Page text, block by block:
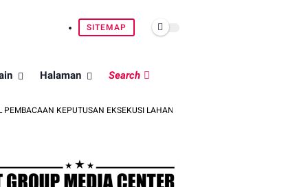
SITEMAP
Halaman Search
KEPUTUSAN EKSEKUSI LAHAN DI PINRANG